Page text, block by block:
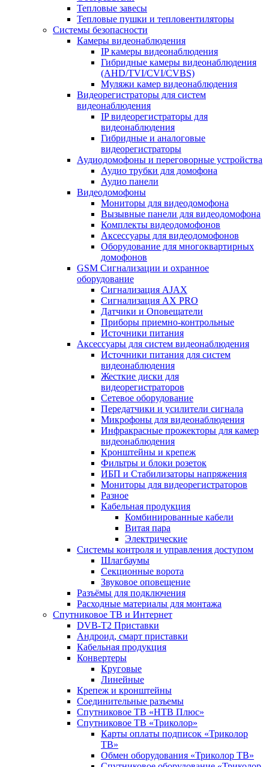
Тепловые завесы
Тепловые пушки и тепловентиляторы
Системы безопасности
Камеры видеонаблюдения
IP камеры видеонаблюдения
Гибридные камеры видеонаблюдения
(AHD/TVI/CVI/CVBS)
Муляжи камер видеонаблюдения
Видеорегистраторы для систем
видеонаблюдения
IP видеорегистраторы для
видеонаблюдения
Гибридные и аналоговые
видеорегистраторы
Аудиодомофоны и переговорные устройства
Аудио трубки для домофона
Аудио панели
Видеодомофоны
Мониторы для видеодомофона
Вызывные панели для видеодомофона
Комплекты видеодомофонов
Аксессуары для видеодомофонов
Оборудование для многоквартирных
домофонов
GSM Сигнализации и охранное
оборудование
Сигнализация AJAX
Сигнализация AX PRO
Датчики и Оповещатели
Приборы приемно-контрольные
Источники питания
Аксессуары для систем видеонаблюдения
Источники питания для систем
видеонаблюдения
Жесткие диски для
видеорегистраторов
Сетевое оборудование
Передатчики и усилители сигнала
Микрофоны для видеонаблюдения
Инфракрасные прожекторы для камер
видеонаблюдения
Кронштейны и крепеж
Фильтры и блоки розеток
ИБП и Стабилизаторы напряжения
Мониторы для видеорегистраторов
Разное
Кабельная продукция
Комбинированные кабели
Витая пара
Электрические
Системы контроля и управления доступом
Шлагбаумы
Секционные ворота
Звуковое оповещение
Разъёмы для подключения
Расходные материалы для монтажа
Спутниковое ТВ и Интернет
DVB-Т2 Приставки
Андроид, смарт приставки
Кабельная продукция
Конвертеры
Круговые
Линейные
Крепеж и кронштейны
Соединительные разъемы
Спутниковое ТВ «НТВ Плюс»
Спутниковое ТВ «Триколор»
Карты оплаты подписок «Триколор
ТВ»
Обмен оборудования «Триколор ТВ»